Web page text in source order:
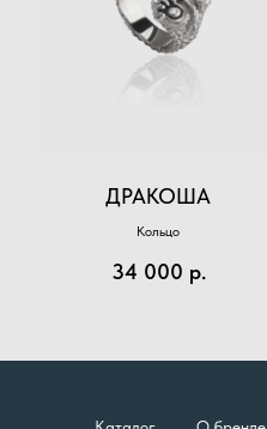
ДРАКОША
Кольцо
34 000 р.